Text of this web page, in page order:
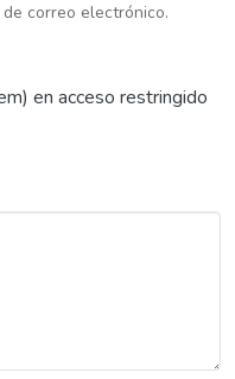
correo electrónico.
en acceso restringido